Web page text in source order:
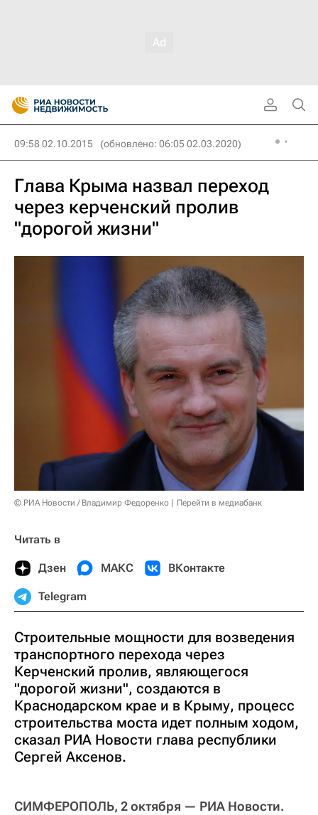
09:58 02.10.2015 (обновлено: 06:05 02.03.2020)
Глава Крыма назвал переход
через керченский пролив
"дорогой жизни"
© РИА Новости / Владимир Федоренко Перейти в медиабанк
Читать в
Дзен МАКС ВКонтакте
Telegram
Строительные мощности для возведения
транспортного перехода через
Керченский пролив, являющегося
"дорогой жизни", создаются в
Краснодарском крае и в Крыму, процесс
строительства моста идет полным ходом,
сказал РИА Новости глава республики
Сергей Аксенов.
СИМФЕРОПОЛЬ, 2 октября — РИА Новости.